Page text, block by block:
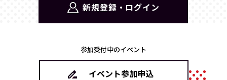
新規登録・ログイン
参加受付中のイベント
イベント参加申込